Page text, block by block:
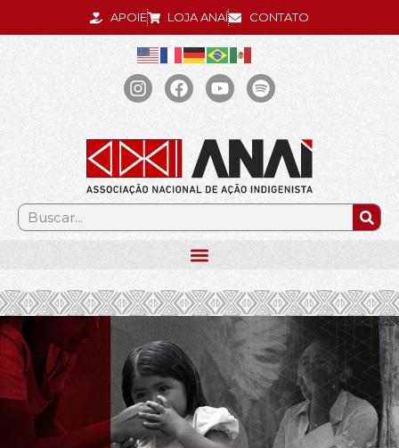
APOIE LOJA ANAÍ CONTATO
.